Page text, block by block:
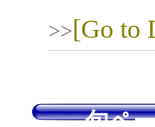
>>[Go to
旬ページ